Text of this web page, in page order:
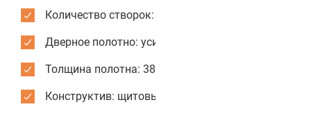
Количество створок: одностворчатые
Дверное полотно: усиленное
Толщина полотна: 38 мм
Конструктив: щитовые двери